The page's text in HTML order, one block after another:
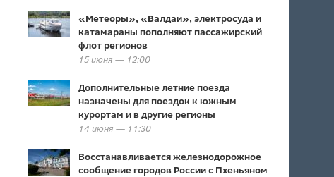
«Метеоры», «Валдаи», электросуда и
катамараны пополняют пассажирский
флот регионов
15 июня — 12:00
Дополнительные летние поезда
назначены для поездок к южным
курортам и в другие регионы
14 июня — 11:30
Восстанавливается железнодорожное
сообщение городов России с Пхеньяном